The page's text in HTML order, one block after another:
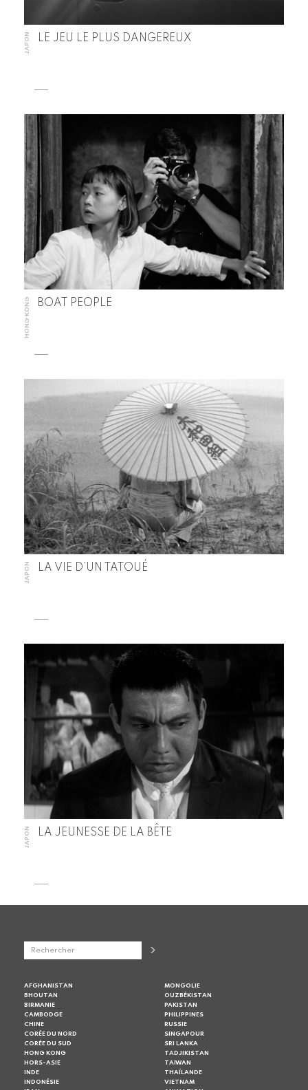
JAPON LE JEU LE PLUS DANGEREUX
HONG KONG BOAT PEOPLE
JAPON LA VIE D’UN TATOUÉ
JAPON LA JEUNESSE DE LA BÊTE
AFGHANISTAN
BHOUTAN
BIRMANIE
CAMBODGE
CHINE
CORÉE DU NORD
CORÉE DU SUD
HONG KONG
HORS-ASIE
INDE
INDONÉSIE
MONGOLIE
OUZBÉKISTAN
PAKISTAN
PHILIPPINES
RUSSIE
SINGAPOUR
SRI LANKA
TADJIKISTAN
TAIWAN
THAÏLANDE
VIETNAM